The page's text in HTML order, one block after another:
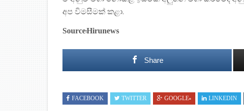
අප විමසීමක් කළා.
Source:Hirunews
Share
FACEBOOK TWITTER GOOGLE+ LINKEDIN